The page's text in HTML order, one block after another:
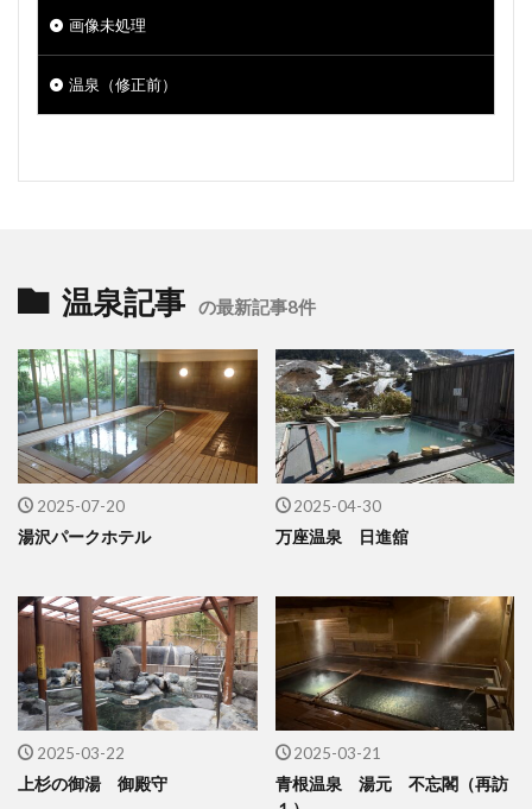
画像未処理
温泉（修正前）
温泉記事 の最新記事8件
2025-07-20
湯沢パークホテル
2025-04-30
万座温泉 日進舘
2025-03-22
上杉の御湯 御殿守
2025-03-21
青根温泉 湯元 不忘閣（再訪